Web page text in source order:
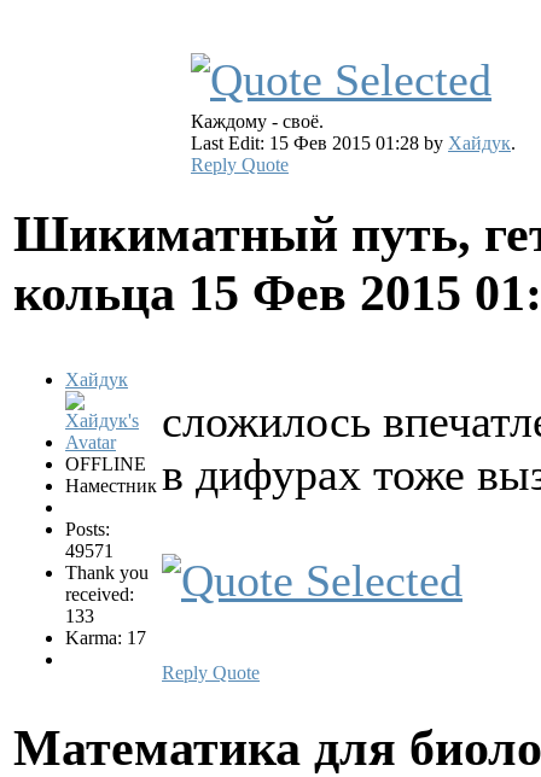
Каждому - своё.
Last Edit: 15 Фев 2015 01:28 by Хайдук.
Reply Quote
Шикиматный путь,
кольца 15 Фев 2015
Хайдук
OFFLINE
Наместник
Posts:
49571
Thank you
received:
133
Karma: 17
сложилось
в дифурах тоже
Reply Quote
Математика для